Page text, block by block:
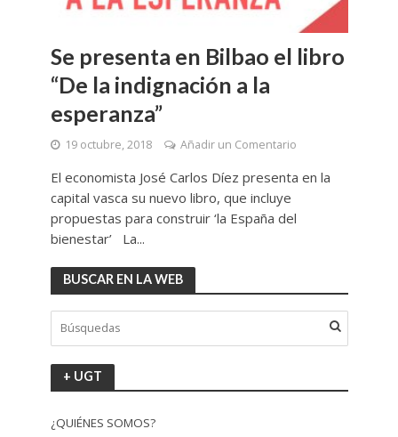
Se presenta en Bilbao el libro
“De la indignación a la
esperanza”
19 octubre, 2018 Añadir un Comentario
El economista José Carlos Díez presenta en la
capital vasca su nuevo libro, que incluye
propuestas para construir ‘la España del
bienestar’ La...
BUSCAR EN LA WEB
+ UGT
¿QUIÉNES SOMOS?